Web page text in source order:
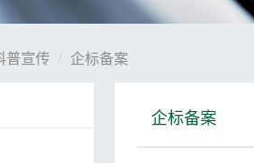
普宣传 企标备案
企标备案